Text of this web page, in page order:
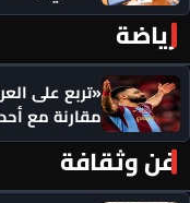
رياضة
«تربع على
مقارنة مع أحد
فن وثقافة